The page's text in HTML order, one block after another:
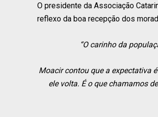
O presidente da Associação
reflexo da boa recepção dos
“O carinho da
Moacir contou que a expectativa
ele volta. É o que chamamos